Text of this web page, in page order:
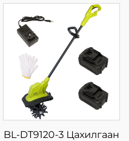
BL-DT9120-3 Цахилгаан